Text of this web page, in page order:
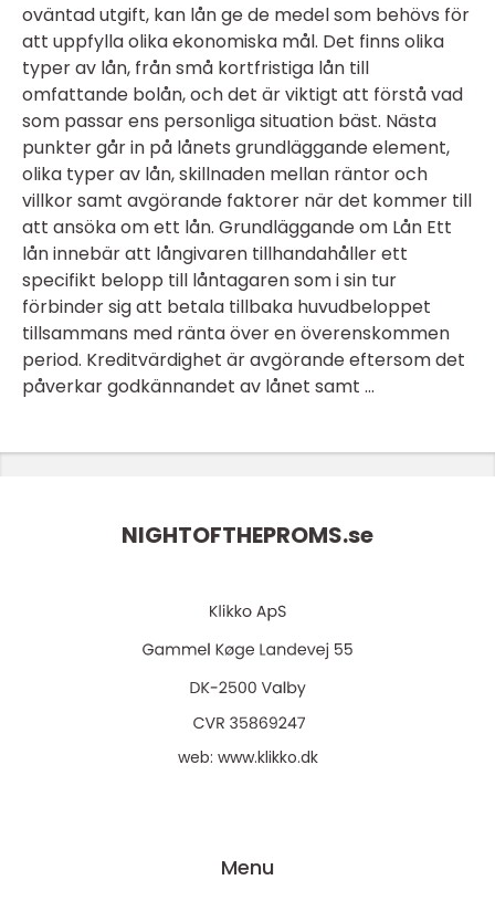
oväntad utgift, kan lån ge de medel som behövs för
att uppfylla olika ekonomiska mål. Det finns olika
typer av lån, från små kortfristiga lån till
omfattande bolån, och det är viktigt att förstå vad
som passar ens personliga situation bäst. Nästa
punkter går in på lånets grundläggande element,
olika typer av lån, skillnaden mellan räntor och
villkor samt avgörande faktorer när det kommer till
att ansöka om ett lån. Grundläggande om Lån Ett
lån innebär att långivaren tillhandahåller ett
specifikt belopp till låntagaren som i sin tur
förbinder sig att betala tillbaka huvudbeloppet
tillsammans med ränta över en överenskommen
period. Kreditvärdighet är avgörande eftersom det
påverkar godkännandet av lånet samt ...
NIGHTOFTHEPROMS.se
web: www.klikko.dk
Menu